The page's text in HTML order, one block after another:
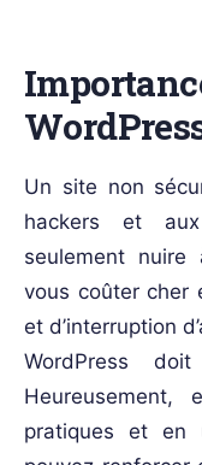
Un site non
hackers et
seulement
vous coûter cher
et d’interruption
WordPress
Heureusement,
pratiques et en